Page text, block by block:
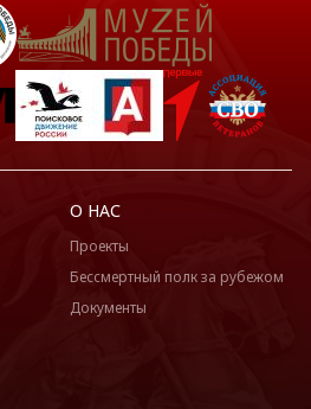
О НАС
Проекты
Бессмертный полк за рубежом
Документы